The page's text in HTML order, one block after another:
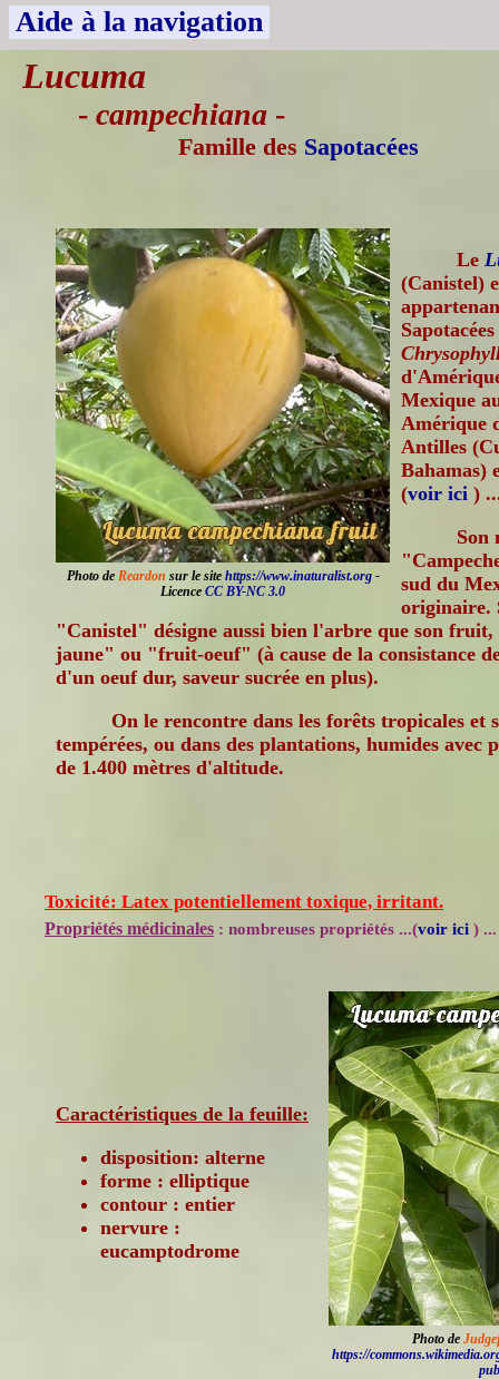
Aide à la navigation
Lucuma
- campechiana -
Famille des Sapotacées
Photo de Reardon sur le site https://www.inaturalist.org-
Licence CC BY-NC 3.0
Le
(Canistel)
Mexique
Amérique
Antilles
Bahamas)
(voir ici )
Son
sud du
originaire.
"Canistel" désigne aussi bien l'arbre que son fruit,
jaune" ou "fruit-oeuf" (à cause de la consistance
d'un oeuf dur, saveur sucrée en plus).
On le rencontre dans les forêts tropicales et
tempérées, ou dans des plantations, humides avec
de 1.400 mètres d'altitude.
Toxicité: Latex potentiellement toxique, irritant.
Propriétés médicinales : nombreuses propriétés ...(voir ici ) ...
Photo de
https://
Caractéristiques de la feuille:
disposition: alterne
forme : elliptique
contour : entier
nervure :
eucamptodrome